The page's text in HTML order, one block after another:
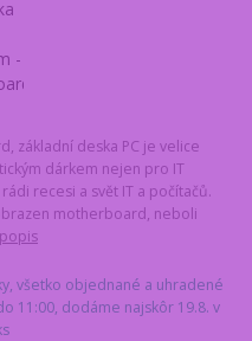
základní deska PC je velice
dárkem nejen pro IT
recesi a svět IT a počítačů.
motherboard, neboli
všetko objednané a uhradené
11:00, dodáme najskôr 19.8. v